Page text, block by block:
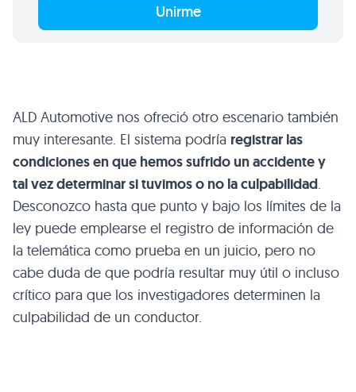
Unirme
ALD Automotive nos ofreció otro escenario también
muy interesante. El sistema podría registrar las
condiciones en que hemos sufrido un accidente y
tal vez determinar si tuvimos o no la culpabilidad.
Desconozco hasta que punto y bajo los límites de la
ley puede emplearse el registro de información de
la telemática como prueba en un juicio, pero no
cabe duda de que podría resultar muy útil o incluso
crítico para que los investigadores determinen la
culpabilidad de un conductor.